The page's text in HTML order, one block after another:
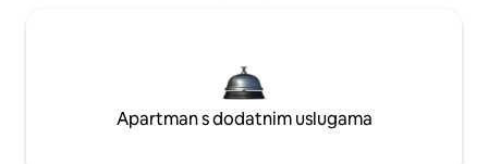
Apartman s dodatnim uslugama